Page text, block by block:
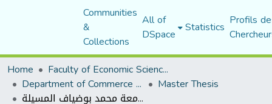
Communities
&
Collections
All of
DSpace Statistics Profils
Home
Faculty of Economic Sciences, Commerce and Management Sciences
Department of Commerce Science Master Thesis
متطلبات تطبيق الحوكمة الالكترونية في الجامعات الجزائرية-دراسة ميدانية بجامعة محمد بوضياف المسيلة-